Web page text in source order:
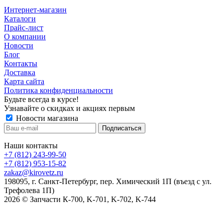
Интернет-магазин
Каталоги
Прайс-лист
О компании
Новости
Блог
Контакты
Доставка
Карта сайта
Политика конфиденциальности
Будьте всегда в курсе!
Узнавайте о скидках и акциях первым
Новости магазина
Наши контакты
+7 (812) 243-99-50
+7 (812) 953-15-82
zakaz@kirovetz.ru
198095, г. Санкт-Петербург, пер. Химический 1П (въезд с ул.
Трефолева 1П)
2026 © Запчасти К-700, K-701, K-702, K-744